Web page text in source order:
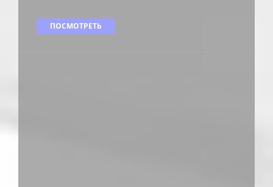
ПОСМОТРЕТЬ